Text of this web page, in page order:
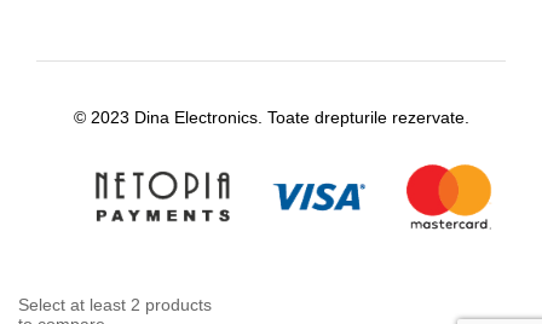
© 2023 Dina Electronics. Toate drepturile rezervate.
Select at least 2 products